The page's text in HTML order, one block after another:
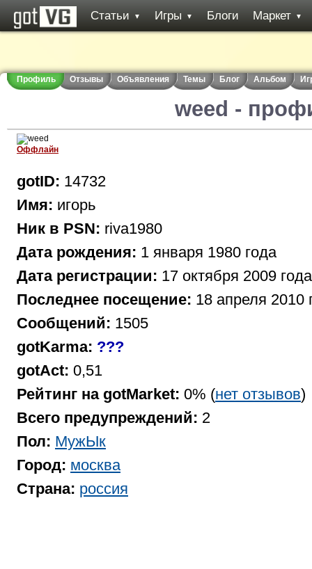
Статьи ▼ Игры ▼ Блоги Маркет ▼
Профиль Отзывы Объявления Темы Блог Альбом
weed -
Оффлайн
gotID: 14732
Имя: игорь
Ник в PSN: riva1980
Дата рождения: 1 января 1980 года
Дата регистрации: 17 октября 2009 года
Последнее посещение: 18 апреля 2010
Сообщений: 1505
gotKarma: ???
gotAct: 0,51
Рейтинг на gotMarket: 0% (нет отзывов)
Всего предупреждений: 2
Пол: МужЫк
Город: москва
Страна: россия